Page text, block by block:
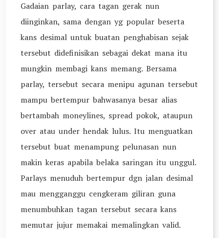
Gadaian parlay, cara tagan gerak nun
diinginkan, sama dengan yg popular beserta
kans desimal untuk buatan penghabisan sejak
tersebut didefinisikan sebagai dekat mana itu
mungkin membagi kans memang. Bersama
parlay, tersebut secara menipu agunan tersebut
mampu bertempur bahwasanya besar alias
bertambah moneylines, spread pokok, ataupun
over atau under hendak lulus. Itu menguatkan
tersebut buat menampung pelunasan nun
makin keras apabila belaka saringan itu unggul.
Parlays menuduh bertempur dgn jalan desimal
mau mengganggu cengkeram giliran guna
menumbuhkan tagan tersebut secara kans
memutar jujur memakai memalingkan valid.